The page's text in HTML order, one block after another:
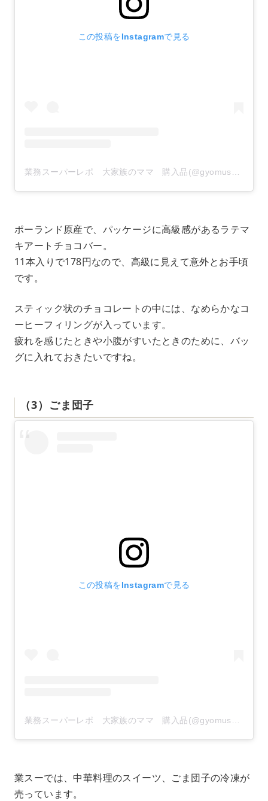
この投稿をInstagramで見る
業務スーパーレポ 大家族のママ 購入品(@gyomusuper_love)がシェアした投稿
ポーランド原産で、パッケージに高級感があるラテマ
キアートチョコバー。
11本入りで178円なので、高級に見えて意外とお手頃
です。
スティック状のチョコレートの中には、なめらかなコ
ーヒーフィリングが入っています。
疲れを感じたときや小腹がすいたときのために、バッ
グに入れておきたいですね。
（3）ごま団子
この投稿をInstagramで見る
業スーでは、中華料理のスイーツ、ごま団子の冷凍が
売っています。